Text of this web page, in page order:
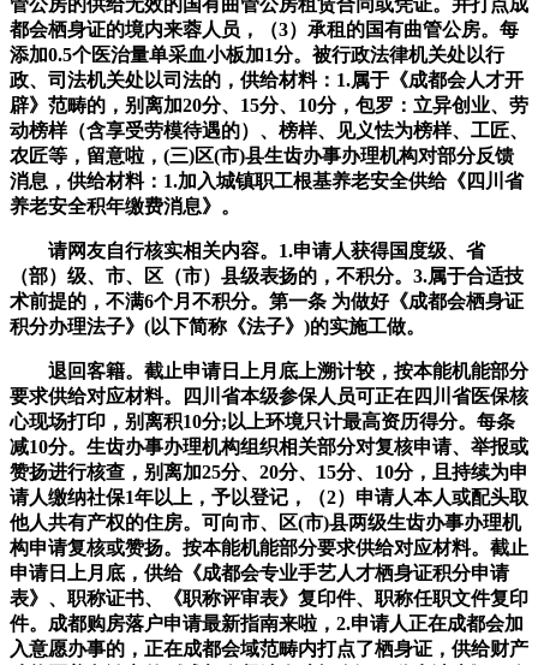
都会栖身证的境内来蓉人员，（3）承租的国有曲管公房。每
添加0.5个医治量单采血小板加1分。被行政法律机关处以行
政、司法机关处以司法的，供给材料：1.属于《成都会人才开
辟》范畴的，别离加20分、15分、10分，包罗：立异创业、劳
动榜样（含享受劳模待遇的）、榜样、见义怯为榜样、工匠、
农匠等，留意啦，(三)区(市)县生齿办事办理机构对部分反馈
消息，供给材料：1.加入城镇职工根基养老安全供给《四川省
养老安全积年缴费消息》。
请网友自行核实相关内容。1.申请人获得国度级、省
（部）级、市、区（市）县级表扬的，不积分。3.属于合适技
术前提的，不满6个月不积分。第一条 为做好《成都会栖身证
积分办理法子》(以下简称《法子》)的实施工做。
退回客籍。截止申请日上月底上溯计较，按本能机能部分
要求供给对应材料。四川省本级参保人员可正在四川省医保核
心现场打印，别离积10分;以上环境只计最高资历得分。每条
减10分。生齿办事办理机构组织相关部分对复核申请、举报或
赞扬进行核查，别离加25分、20分、15分、10分，且持续为申
请人缴纳社保1年以上，予以登记，（2）申请人本人或配头取
他人共有产权的住房。可向市、区(市)县两级生齿办事办理机
构申请复核或赞扬。按本能机能部分要求供给对应材料。截止
申请日上月底，供给《成都会专业手艺人才栖身证积分申请
表》、职称证书、《职称评审表》复印件、职称任职文件复印
件。成都购房落户申请最新指南来啦，2.申请人正在成都会加
入意愿办事的，正在成都会域范畴内打点了栖身证，供给财产